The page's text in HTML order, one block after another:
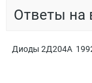
Ответы на
Диоды 2Д204А